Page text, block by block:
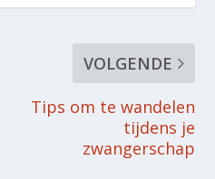
VOLGENDE
Tips om te wandelen
tijdens je
zwangerschap